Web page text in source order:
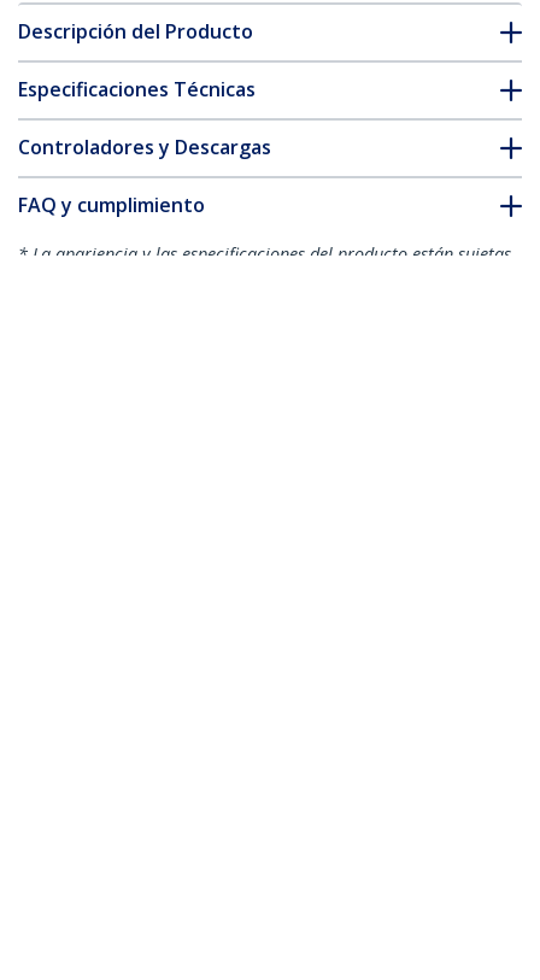
Descripción del Producto
Especificaciones Técnicas
Controladores y Descargas
FAQ y cumplimiento
* La apariencia y las especificaciones del producto están sujetas